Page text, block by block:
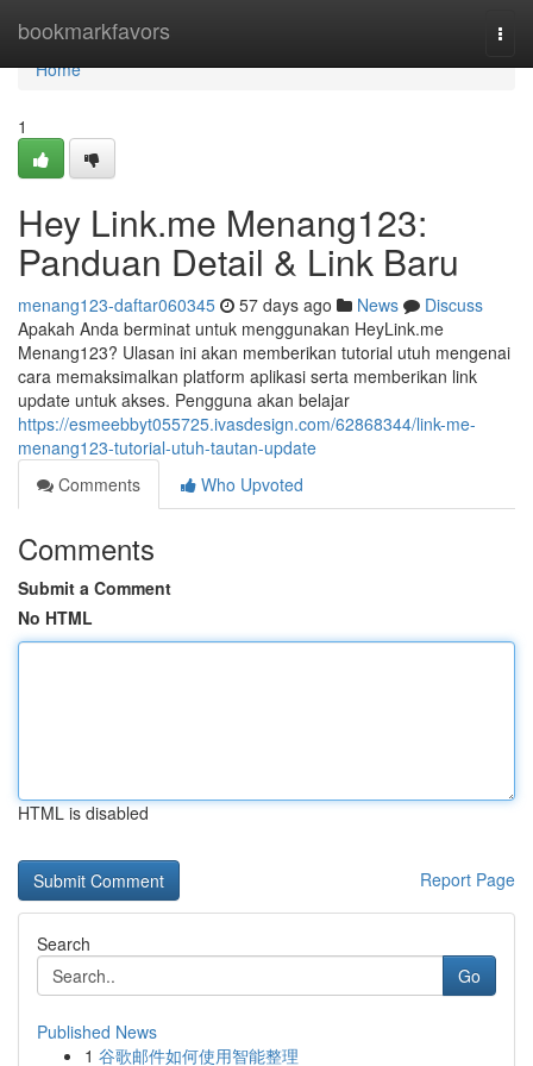
bookmarkfavors
Home
Home
1
Hey Link.me Menang123:
Panduan Detail & Link Baru
menang123-daftar060345 57 days ago News
Discuss
Apakah Anda berminat untuk menggunakan HeyLink.me
Menang123? Ulasan ini akan memberikan tutorial utuh mengenai
cara memaksimalkan platform aplikasi serta memberikan link
update untuk akses. Pengguna akan belajar
https://esmeebbyt055725.ivasdesign.com/62868344/link-me-
menang123-tutorial-utuh-tautan-update
Comments
Who Upvoted
Comments
Submit a Comment
No HTML
HTML is disabled
Report Page
Search
Go
Published News
1 谷歌邮件如何使用智能整理